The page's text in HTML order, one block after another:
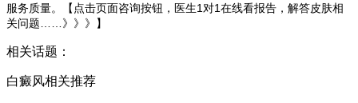
服务质量。【点击页面咨询按钮，医生1对1在线看报告，解答皮肤相
关问题……》》》】
相关话题：
白癜风相关推荐